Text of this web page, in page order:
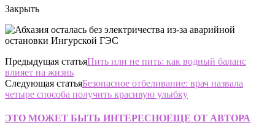
Закрыть
Предыдущая статьяПить или не пить: как водный баланс
влияет на жизнь
Следующая статьяБезопасное отбеливание: врач назвала
четыре способа получить красивую улыбку
ЭТО МОЖЕТ БЫТЬ ИНТЕРЕСНОЕЩЕ ОТ АВТОРА